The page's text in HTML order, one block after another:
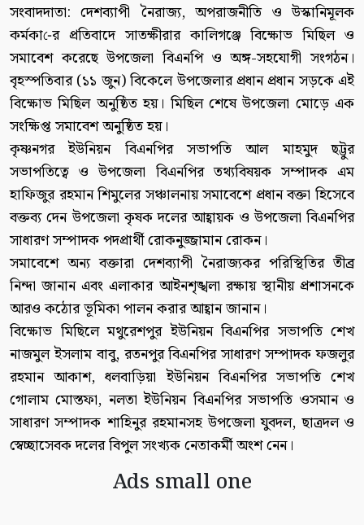
সংবাদদাতা: দেশব্যাপী নৈরাজ্য, অপরাজনীতি ও উস্কানিমূলক
কর্মকা-ের প্রতিবাদে সাতক্ষীরার কালিগঞ্জে বিক্ষোভ মিছিল ও
সমাবেশ করেছে উপজেলা বিএনপি ও অঙ্গ-সহযোগী সংগঠন।
বৃহস্পতিবার (১১ জুন) বিকেলে উপজেলার প্রধান প্রধান সড়কে এই
বিক্ষোভ মিছিল অনুষ্ঠিত হয়। মিছিল শেষে উপজেলা মোড়ে এক
সংক্ষিপ্ত সমাবেশ অনুষ্ঠিত হয়।
কৃষ্ণনগর ইউনিয়ন বিএনপির সভাপতি আল মাহমুদ ছট্টুর
সভাপতিত্বে ও উপজেলা বিএনপির তথ্যবিষয়ক সম্পাদক এম
হাফিজুর রহমান শিমুলের সঞ্চালনায় সমাবেশে প্রধান বক্তা হিসেবে
বক্তব্য দেন উপজেলা কৃষক দলের আহ্বায়ক ও উপজেলা বিএনপির
সাধারণ সম্পাদক পদপ্রার্থী রোকনুজ্জামান রোকন।
সমাবেশে অন্য বক্তারা দেশব্যাপী নৈরাজ্যকর পরিস্থিতির তীব্র
নিন্দা জানান এবং এলাকার আইনশৃঙ্খলা রক্ষায় স্থানীয় প্রশাসনকে
আরও কঠোর ভূমিকা পালন করার আহ্বান জানান।
বিক্ষোভ মিছিলে মথুরেশপুর ইউনিয়ন বিএনপির সভাপতি শেখ
নাজমুল ইসলাম বাবু, রতনপুর বিএনপির সাধারণ সম্পাদক ফজলুর
রহমান আকাশ, ধলবাড়িয়া ইউনিয়ন বিএনপির সভাপতি শেখ
গোলাম মোস্তফা, নলতা ইউনিয়ন বিএনপির সভাপতি ওসমান ও
সাধারণ সম্পাদক শাহিনুর রহমানসহ উপজেলা যুবদল, ছাত্রদল ও
স্বেচ্ছাসেবক দলের বিপুল সংখ্যক নেতাকর্মী অংশ নেন।
Ads small one